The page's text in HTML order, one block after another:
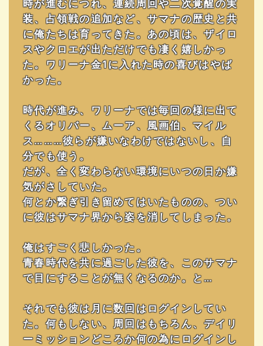
時が進むにつれ、連続周回や二次覚醒の実
装、占領戦の追加など、サマナの歴史と共
に俺たちは育ってきた。あの頃は、ザイロ
スやクロエが出ただけでも凄く嬉しかっ
た。ワリーナ金1に入れた時の喜びはやば
かった。
時代が進み、ワリーナでは毎回の様に出て
くるオリバー、ムーア、風画伯、マイル
ス………彼らが嫌いなわけではないし、自
分でも使う。
だが、全く変わらない環境にいつの日か嫌
気がさしていた。
何とか繋ぎ引き留めてはいたものの、つい
に彼はサマナ界から姿を消してしまった。
俺はすごく悲しかった。
青春時代を共に過ごした彼を、このサマナ
で目にすることが無くなるのか。と…
それでも彼は月に数回はログインしてい
た。何もしない、周回はもちろん、デイリ
ーミッションどころか何の為にログインし